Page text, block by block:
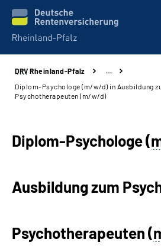
Unsere Leistungen
Online-Services
Über uns
DRV Rheinland-Pfalz
…
Diplom-Psychologe (m/w/d) in Ausbildung
Psychotherapeuten (m/w/d)
Diplom-Psychologe (
Ausbildung zum
Psychotherapeuten (